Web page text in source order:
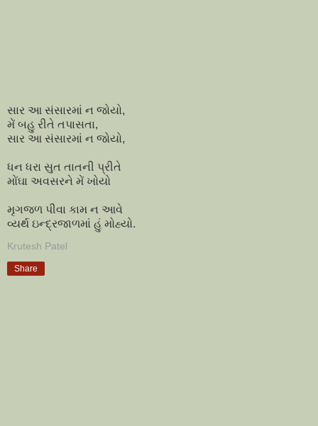
સાર આ સંસારમાં ન જોયો,
મેં બહુ રીતે તપાસતા,
સાર આ સંસારમાં ન જોયો,
ધન ધરા સુત તાતની પ્રીતે
મોંઘા અવસરને મેં ખોયો
મૃગજળ પીવા કામ ન આવે
વ્યર્થ ઇન્દ્રજાળમાં હું મોહ્યો.
Krutesh Patel
Share